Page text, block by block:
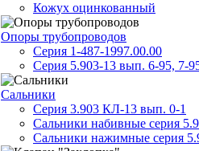
Кожух оцинкованный
Опоры трубопроводов
Серия 1-487-1997.00.00
Серия 5.903-13 вып. 6-95, 7-
Сальники
Серия 3.903 КЛ-13 вып. 0-1
Сальники набивные серия
Сальники нажимные серия